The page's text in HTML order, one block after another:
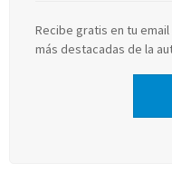
Recibe gratis en tu
más destacadas de la